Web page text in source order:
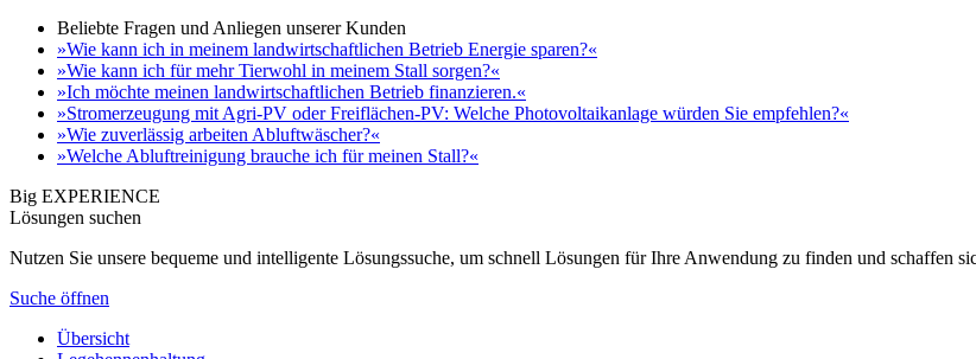
Beliebte Fragen und Anliegen unserer Kunden
»Wie kann ich in meinem landwirtschaftlichen Betrieb Energie sparen?«
»Wie kann ich für mehr Tierwohl in meinem Stall sorgen?«
»Ich möchte meinen landwirtschaftlichen Betrieb finanzieren.«
»Stromerzeugung mit Agri-PV oder Freiflächen-PV: Welche Photovoltaikanlage würden Sie empfehlen?«
»Wie zuverlässig arbeiten Abluftwäscher?«
»Welche Abluftreinigung brauche ich für meinen Stall?«
Big EXPERIENCE
Lösungen suchen
Nutzen Sie unsere bequeme und intelligente Lösungssuche, um schnell Lösungen für Ihre Anwendung zu finden und schaffen
Suche öffnen
Übersicht